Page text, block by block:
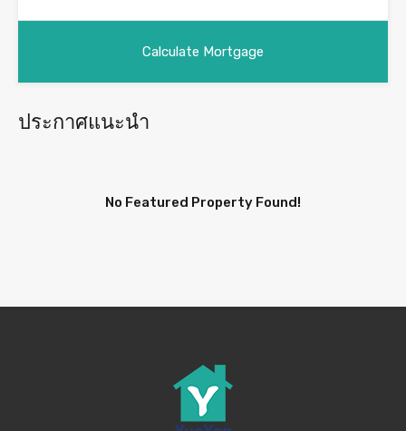
ประกาศแนะนำ
No Featured Property Found!